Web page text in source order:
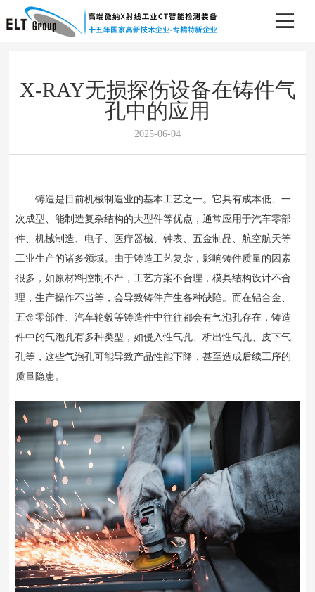
X-RAY无损探伤设备在铸件气
孔中的应用
2025-06-04
铸造是目前机械制造业的基本工艺之一。它具有成本低、一
次成型、能制造复杂结构的大型件等优点，通常应用于汽车零部
件、机械制造、电子、医疗器械、钟表、五金制品、航空航天等
工业生产的诸多领域。由于铸造工艺复杂，影响铸件质量的因素
很多，如原材料控制不严，工艺方案不合理，模具结构设计不合
理，生产操作不当等，会导致铸件产生各种缺陷。而在铝合金、
五金零部件、汽车轮毂等铸造件中往往都会有气泡孔存在， 铸造
件中的气泡孔有多种类型，如侵入性气孔、析出性气孔、皮下气
孔等，这些气泡孔可能导致产品性能下降，甚至造成后续工序的
质量隐患。